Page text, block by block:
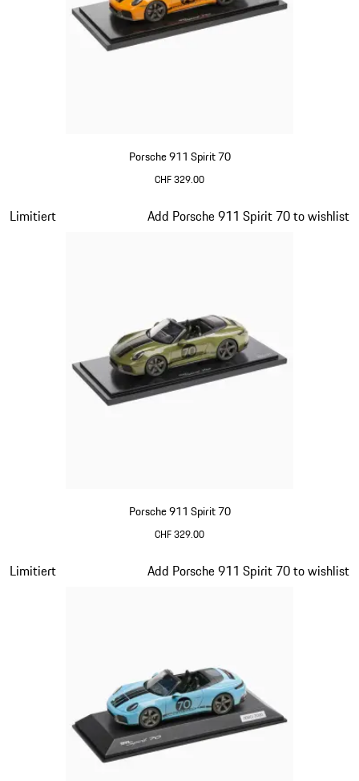
Porsche 911 Spirit 70
CHF 329.00
Porsche 911 Spirit 70
CHF 329.00
Limitiert Add Porsche 911 Spirit 70 to wishlist
Slide 14 von 20
Limitiert Add Porsche 911 Spirit 70 to wishlist
Slide 15 von 20